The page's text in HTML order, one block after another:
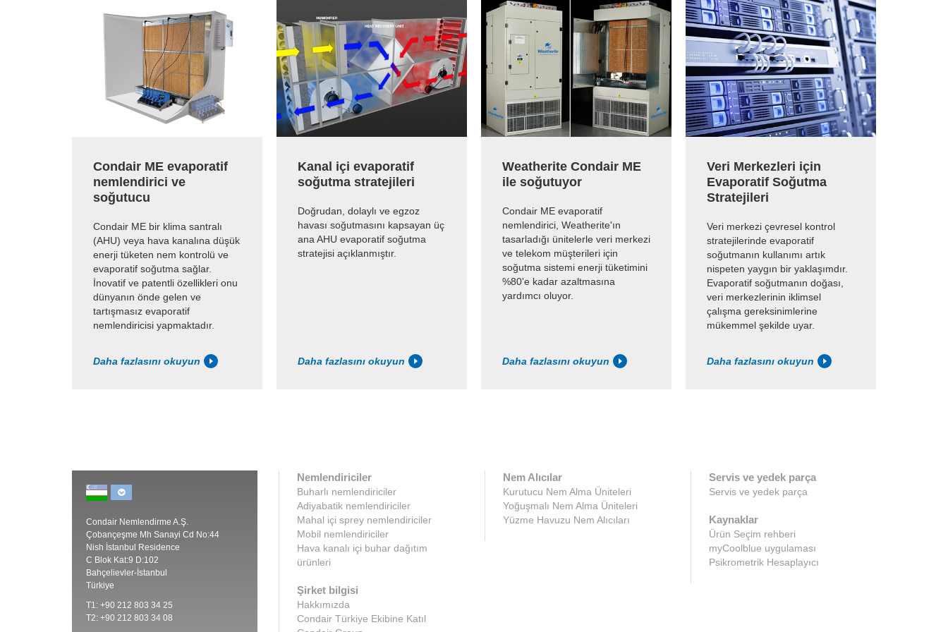
Condair ME evaporatif
nemlendirici ve
soğutucu
Condair ME bir klima santralı
(AHU) veya hava kanalına düşük
enerji tüketen nem kontrolü ve
evaporatif soğutma sağlar.
İnovatif ve patentli özellikleri onu
dünyanın önde gelen ve
tartışmasız evaporatif
nemlendiricisi yapmaktadır.
Daha fazlasını okuyun
Kanal içi evaporatif
soğutma stratejileri
Doğrudan, dolaylı ve egzoz
havası soğutmasını kapsayan üç
ana AHU evaporatif soğutma
stratejisi açıklanmıştır.
Daha fazlasını okuyun
Weatherite Condair ME
ile soğutuyor
Condair ME evaporatif
nemlendirici, Weatherite'ın
tasarladığı ünitelerle veri merkezi
ve telekom müşterileri için
soğutma sistemi enerji tüketimini
%80'e kadar azaltmasına
yardımcı oluyor.
Daha fazlasını okuyun
Veri Merkezleri için
Evaporatif Soğutma
Stratejileri
Veri merkezi çevresel kontrol
stratejilerinde evaporatif
soğutmanın kullanımı artık
nispeten yaygın bir yaklaşımdır.
Evaporatif soğutmanın doğası,
veri merkezlerinin iklimsel
çalışma gereksinimlerine
mükemmel şekilde uyar.
Daha fazlasını okuyun
Condair Nemlendirme A.Ş.
Çobançeşme Mh Sanayi Cd No:44
Nish İstanbul Residence
C Blok Kat:9 D:102
Bahçelievler-İstanbul
Türkiye
T1: +90 212 803 34 25
T2: +90 212 803 34 08
Nemlendiriciler
Buharlı nemlendiriciler
Adiyabatik nemlendiriciler
Mahal içi sprey nemlendiriciler
Mobil nemlendiriciler
Hava kanalı içi buhar dağıtım
ürünleri
Nem Alıcılar
Kurutucu Nem Alma Üniteleri
Yoğuşmalı Nem Alma Üniteleri
Yüzme Havuzu Nem Alıcıları
Servis ve yedek parça
Servis ve yedek parça
Kaynaklar
Ürün Seçim rehberi
myCoolblue uygulaması
Psikrometrik Hesaplayıcı
Şirket bilgisi
Hakkımızda
Condair Türkiye Ekibine Katıl